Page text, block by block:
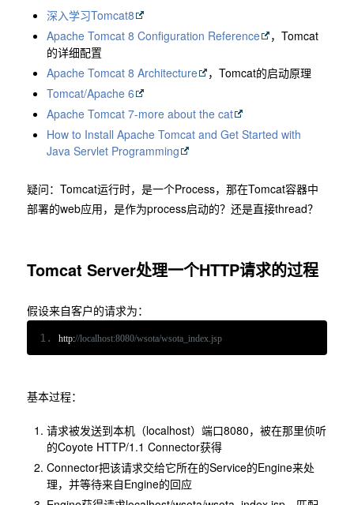
深入学习Tomcat8
Apache Tomcat 8 Configuration Reference
，Tomcat
的详细配置
Apache Tomcat 8 Architecture
，Tomcat的启动原理
Tomcat/Apache 6
Apache Tomcat 7-more about the cat
How to Install Apache Tomcat and Get Started with
Java Servlet Programming
疑问：Tomcat运行时，是一个Process，那在Tomcat容器中
部署的web应用，是作为process启动的？还是直接thread？
Tomcat Server处理一个HTTP请求的过程
假设来自客户的请求为：
http://localhost:8080/wsota/wsota_index.jsp
基本过程：
请求被发送到本机（localhost）端口8080，被在那里侦听
的Coyote HTTP/1.1 Connector获得
Connector把该请求交给它所在的Service的Engine来处
理，并等待来自Engine的回应